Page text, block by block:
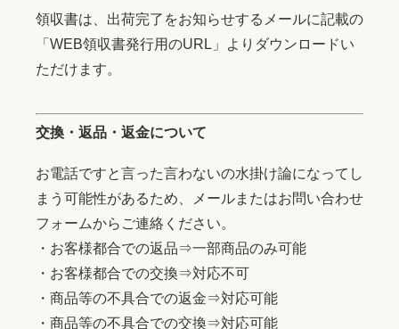
領収書は、出荷完了をお知らせするメールに記載の
「WEB領収書発行用のURL」よりダウンロードい
ただけます。
交換・返品・返金について
お電話ですと言った言わないの水掛け論になってし
まう可能性があるため、メールまたはお問い合わせ
フォームからご連絡ください。
・お客様都合での返品⇒一部商品のみ可能
・お客様都合での交換⇒対応不可
・商品等の不具合での返金⇒対応可能
・商品等の不具合での交換⇒対応可能